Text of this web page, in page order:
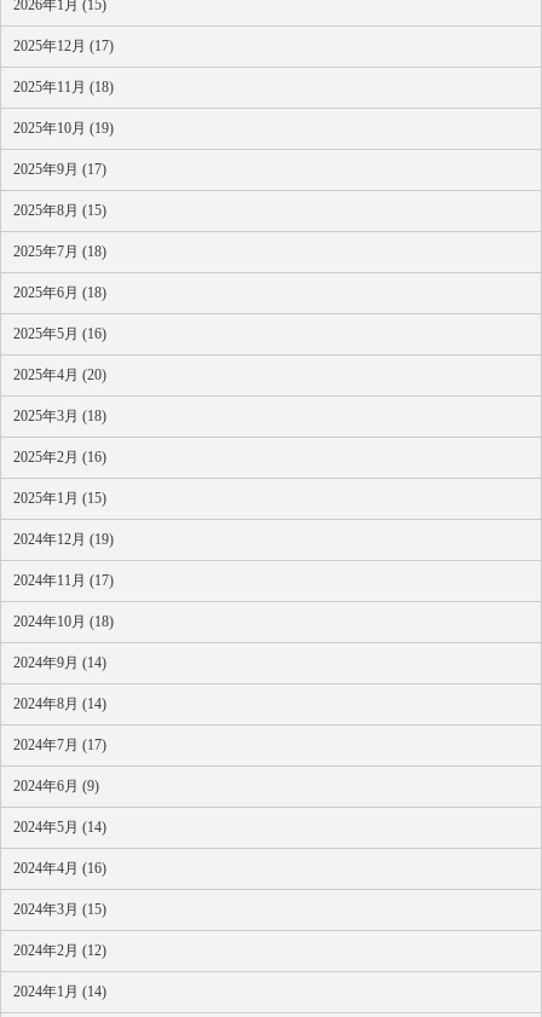
2026年1月 (15)
2025年12月 (17)
2025年11月 (18)
2025年10月 (19)
2025年9月 (17)
2025年8月 (15)
2025年7月 (18)
2025年6月 (18)
2025年5月 (16)
2025年4月 (20)
2025年3月 (18)
2025年2月 (16)
2025年1月 (15)
2024年12月 (19)
2024年11月 (17)
2024年10月 (18)
2024年9月 (14)
2024年8月 (14)
2024年7月 (17)
2024年6月 (9)
2024年5月 (14)
2024年4月 (16)
2024年3月 (15)
2024年2月 (12)
2024年1月 (14)